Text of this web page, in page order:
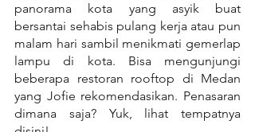
panorama kota yang asyik buat
bersantai sehabis pulang kerja atau pun
malam hari sambil menikmati gemerlap
lampu di kota. Bisa mengunjungi
beberapa restoran rooftop di Medan
yang Jofie rekomendasikan. Penasaran
dimana saja? Yuk, lihat tempatnya